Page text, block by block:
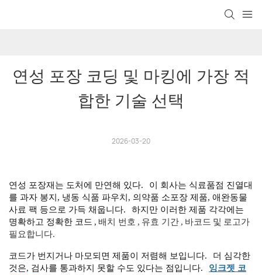
연성 포장 코딩 및 마킹에 가장 적
합한 기술 선택
2026-03-20
연성 포장재는 도처에 만연해 있다.
이 회사는 식료품점 진열대
를 과자 봉지, 냉동 식품 파우치, 의약품 소포장 제품, 애완동물
사료 팩 등으로 가득 채웁니다.
하지만 이러한 제품 각각에는
명확하고 정확한 코드 , 배치 번호 , 유효 기간 , 바코드 및 로고가
필요합니다.
코드가 번지거나 마모되면 제품이 저렴해 보입니다.
더 심각한
것은, 검사를 통과하지 못할 수도 있다는 점입니다.
잉크젯 코